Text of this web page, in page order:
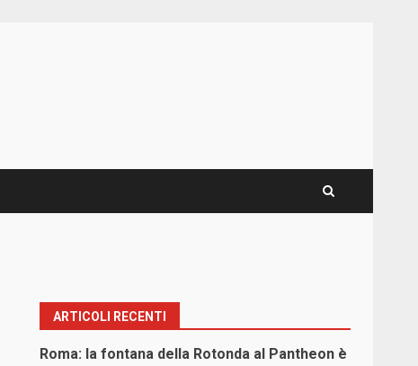
ARTICOLI RECENTI
Roma: la fontana della Rotonda al Pantheon è